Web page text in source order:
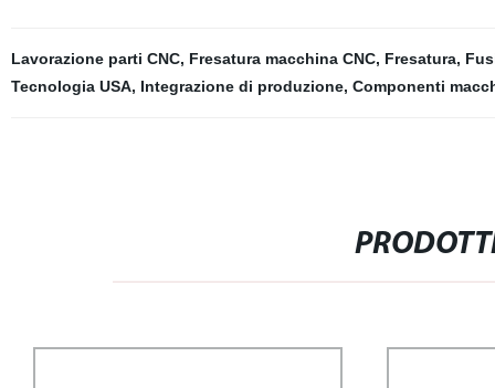
Lavorazione parti CNC, Fresatura macchina CNC, Fresatura,
Tecnologia USA, Integrazione di produzione, Componenti